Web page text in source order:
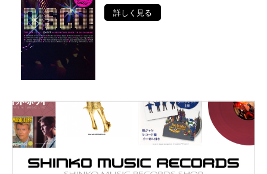
詳しく見る